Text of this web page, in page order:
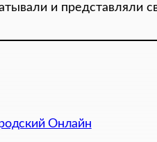
и представляли
Онлайн